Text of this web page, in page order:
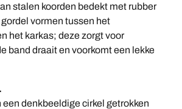
stalen koorden bedekt met rubber
vormen tussen het
het karkas; deze zorgt voor
band draait en voorkomt een lekke
een denkbeeldige cirkel getrokken